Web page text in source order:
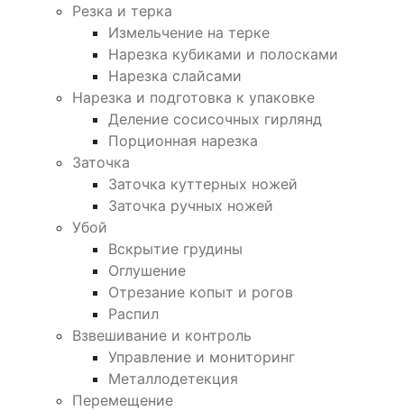
Резка и терка
Измельчение на терке
Нарезка кубиками и полосками
Нарезка слайсами
Нарезка и подготовка к упаковке
Деление сосисочных гирлянд
Порционная нарезка
Заточка
Заточка куттерных ножей
Заточка ручных ножей
Убой
Вскрытие грудины
Оглушение
Отрезание копыт и рогов
Распил
Взвешивание и контроль
Управление и мониторинг
Металлодетекция
Перемещение